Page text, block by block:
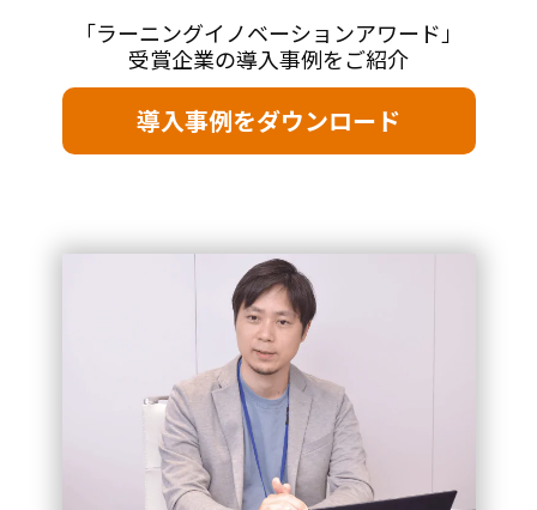
「ラーニングイノベーションアワード」
受賞企業の導入事例をご紹介
導入事例をダウンロード